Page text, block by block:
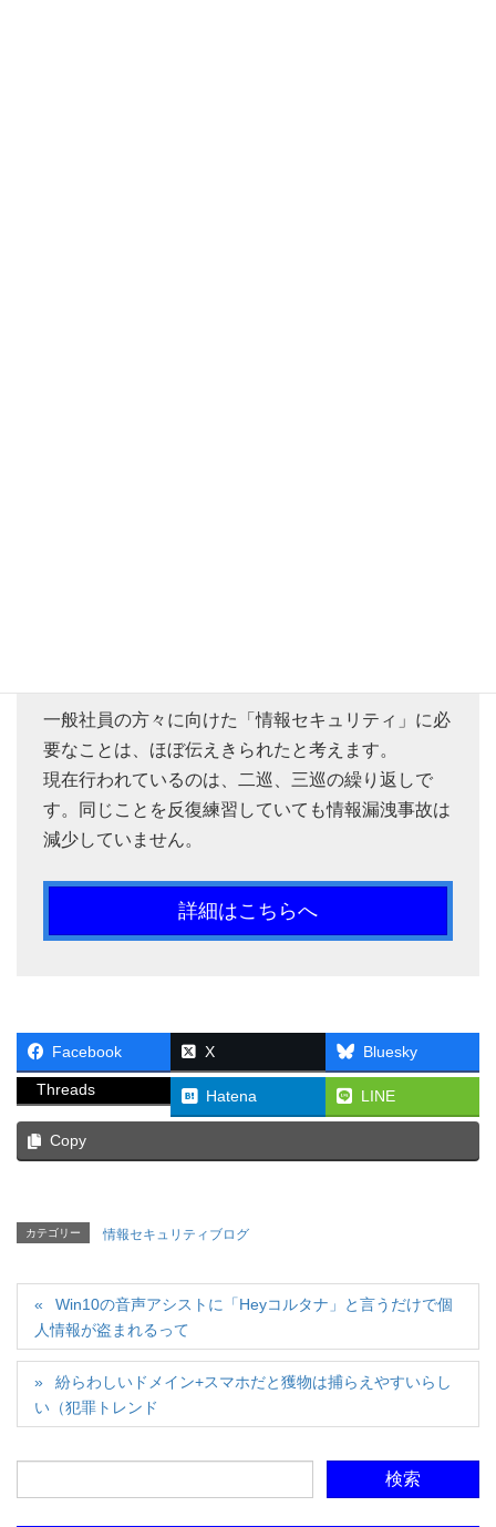
一般社員の方々に向けた「情報セキュリティ」に必
要なことは、ほぼ伝えきられたと考えます。
現在行われているのは、二巡、三巡の繰り返しで
す。同じことを反復練習していても情報漏洩事故は
減少していません。
詳細はこちらへ
Facebook X Bluesky
Threads Hatena LINE
Copy
カテゴリー 情報セキュリティブログ
Win10の音声アシストに「Heyコルタナ」と言うだけで個
人情報が盗まれるって
紛らわしいドメイン+スマホだと獲物は捕らえやすいらし
い（犯罪トレンド